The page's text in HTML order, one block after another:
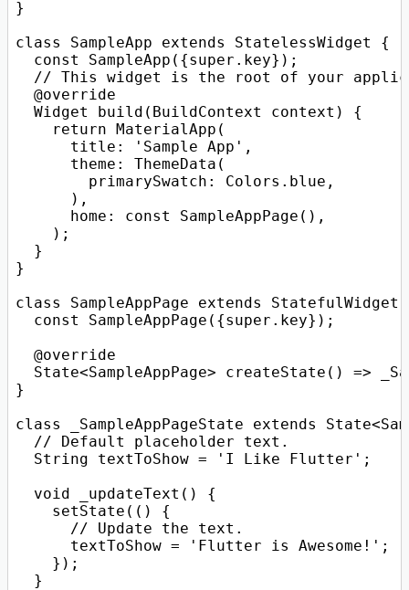
}
class SampleApp extends StatelessWidget {
  const SampleApp({super.key});
// This widget is the root of your
  @override
  Widget build(BuildContext context) {
    return MaterialApp(
      title: 'Sample App',
      theme: ThemeData(
        primarySwatch: Colors.blue,
      ),
      home: const SampleAppPage(),
    );
  }
}
class SampleAppPage extends StatefulWidget
  const SampleAppPage({super.key});
  @override
State<SampleAppPage> createState() =>
}
class _SampleAppPageState extends
  // Default placeholder text.
  String textToShow = 'I Like Flutter';
  void _updateText() {
    setState(() {
      // Update the text.
      textToShow = 'Flutter is Awesome!';
    });
  }